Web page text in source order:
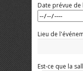
Date prévue de
Lieu de
Est-ce que la